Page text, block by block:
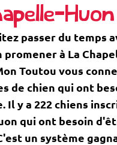
Huon
passer du temps
promener à La
Toutou vous
de chien qui ont
Il y a 222 chiens
qui ont besoin
un système